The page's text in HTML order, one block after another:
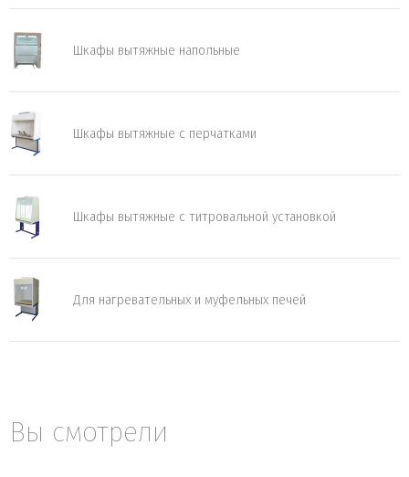
Шкафы вытяжные напольные
Шкафы вытяжные с перчатками
Шкафы вытяжные с титровальной установкой
Для нагревательных и муфельных печей
Вы смотрели